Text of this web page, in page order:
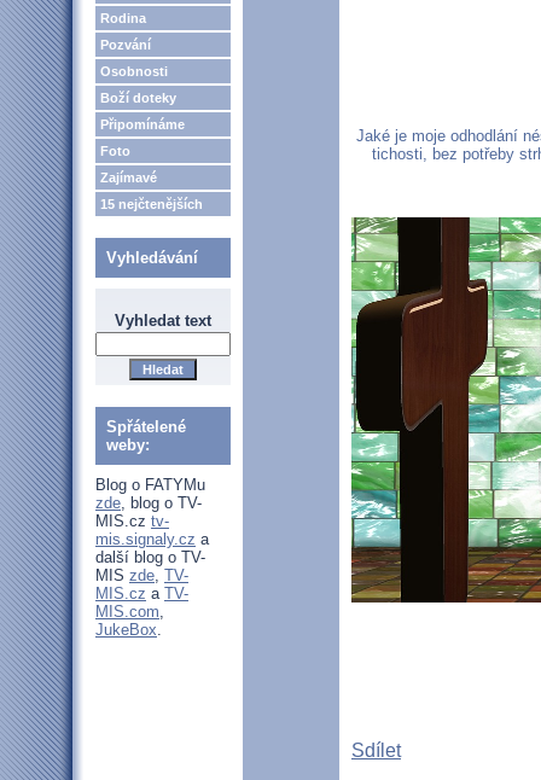
Rodina
Pozvání
Osobnosti
Boží doteky
Připomínáme
Foto
Zajímavé
15 nejčtenějších
Vyhledávání
Vyhledat text
Spřátelené
weby:
Blog o FATYMu
zde, blog o TV-
MIS.cz tv-
mis.signaly.cz a
další blog o TV-
MIS zde, TV-
MIS.cz a TV-
MIS.com,
JukeBox.
Jaké je moje odhodlání
tichosti, bez potřeby
Sdílet